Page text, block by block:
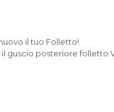
il tuo Folletto!
posteriore folletto